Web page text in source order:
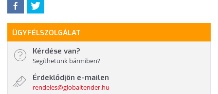
ÜGYFÉLSZOLGÁLAT
Kérdése van?
Segíthetünk bármiben?
Érdeklődjön e-mailen
rendeles@globaltender.hu